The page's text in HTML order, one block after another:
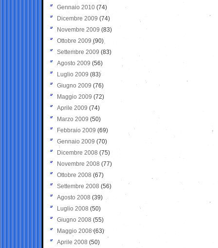
Gennaio 2010 (74)
Dicembre 2009 (74)
Novembre 2009 (83)
Ottobre 2009 (90)
Settembre 2009 (83)
Agosto 2009 (56)
Luglio 2009 (83)
Giugno 2009 (76)
Maggio 2009 (72)
Aprile 2009 (74)
Marzo 2009 (50)
Febbraio 2009 (69)
Gennaio 2009 (70)
Dicembre 2008 (75)
Novembre 2008 (77)
Ottobre 2008 (67)
Settembre 2008 (56)
Agosto 2008 (39)
Luglio 2008 (50)
Giugno 2008 (55)
Maggio 2008(63)
Aprile 2008 (50)